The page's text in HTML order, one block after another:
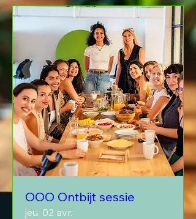
OOO Ontbijt sessie
jeu. 02 avr.